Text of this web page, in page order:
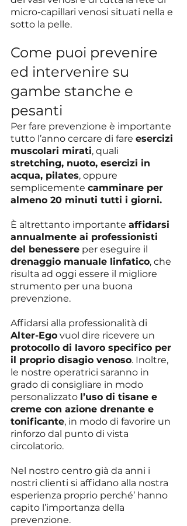
micro-capillari venosi situati nella e
sotto la pelle.
Come puoi prevenire
ed intervenire su
gambe stanche e
pesanti
Per fare prevenzione è importante
tutto l’anno cercare di fare esercizi
muscolari mirati, quali
stretching, nuoto, esercizi in
acqua, pilates, oppure
semplicemente camminare per
almeno 20 minuti tutti i giorni.
È altrettanto importante affidarsi
annualmente ai professionisti
del benessere per eseguire il
drenaggio manuale linfatico, che
risulta ad oggi essere il migliore
strumento per una buona
prevenzione.
Affidarsi alla professionalità di
Alter-Ego vuol dire ricevere un
protocollo di lavoro specifico per
il proprio disagio venoso. Inoltre,
le nostre operatrici saranno in
grado di consigliare in modo
personalizzato l’uso di tisane e
creme con azione drenante e
tonificante, in modo di favorire un
rinforzo dal punto di vista
circolatorio.
Nel nostro centro già da anni i
nostri clienti si affidano alla nostra
esperienza proprio perché’ hanno
capito l’importanza della
prevenzione.